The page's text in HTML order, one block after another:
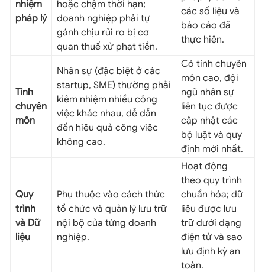
nhiệm
pháp lý
hoặc chậm thời hạn;
doanh nghiệp phải tự
gánh chịu rủi ro bị cơ
quan thuế xử phạt tiền.
các số liệu và
báo cáo đã
thực hiện.
Tính
chuyên
môn
Nhân sự (đặc biệt ở các
startup, SME) thường phải
kiêm nhiệm nhiều công
việc khác nhau, dễ dẫn
đến hiệu quả công việc
không cao.
Có tính chuyên
môn cao, đội
ngũ nhân sự
liên tục được
cập nhật các
bộ luật và quy
định mới nhất.
Quy
trình
và Dữ
liệu
Phụ thuộc vào cách thức
tổ chức và quản lý lưu trữ
nội bộ của từng doanh
nghiệp.
Hoạt động
theo quy trình
chuẩn hóa; dữ
liệu được lưu
trữ dưới dạng
điện tử và sao
lưu định kỳ an
toàn.